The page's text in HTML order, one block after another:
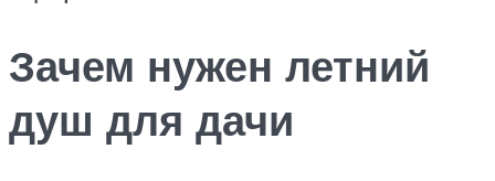
Зачем нужен летний
душ для дачи